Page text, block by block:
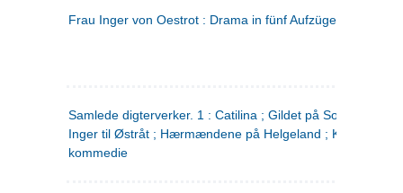
Frau Inger von Oestrot : Drama in fünf Aufzügen
Samlede digterverker. 1 : Catilina ; Gildet på Solhaug ; Fru
Inger til Østråt ; Hærmændene på Helgeland ;
kommedie